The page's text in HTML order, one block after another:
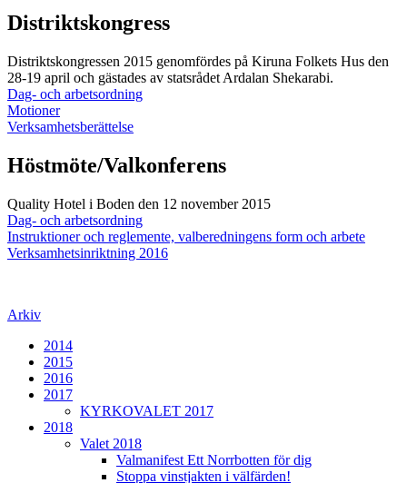
Distriktskongress
Distriktskongressen 2015 genomfördes på Kiruna Folkets Hus den
28-19 april och gästades av statsrådet Ardalan Shekarabi.
Dag- och arbetsordning
Motioner
Verksamhetsberättelse
Höstmöte/Valkonferens
Quality Hotel i Boden den 12 november 2015
Dag- och arbetsordning
Instruktioner och reglemente, valberedningens form och arbete
Verksamhetsinriktning 2016
Arkiv
2014
2015
2016
2017
KYRKOVALET 2017
2018
Valet 2018
Valmanifest Ett Norrbotten för dig
Stoppa vinstjakten i välfärden!